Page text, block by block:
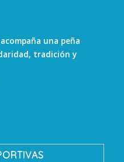
una peña
tradición y